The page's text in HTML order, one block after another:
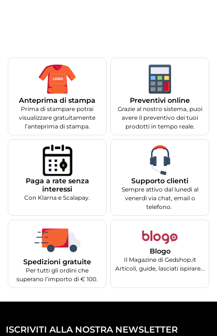
Anteprima di stampa
Prima di stampare potrai
visualizzare gratuitamente
l’anteprima di stampa.
Preventivi online
Grazie al nostro sistema, puoi
avere il preventivo dei tuoi
prodotti in tempo reale.
Paga a rate senza
interessi
Con Klarna e Scalapay.
Supporto clienti
Sempre attivo dal lunedì al
venerdì via chat, email o
telefono.
Spedizioni gratuite
Per tutti gli ordini che
superano l’importo di € 100.
Blogo
Il Magazine di Gedshop.it
Articoli, guide, lasciati ispirare...
ISCRIVITI ALLA NOSTRA NEWSLETTER